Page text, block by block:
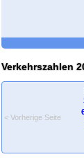
Verkehrszahlen
< Vorherige Seite